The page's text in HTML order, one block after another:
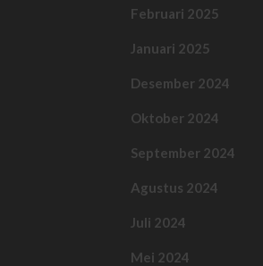
Februari 2025
Januari 2025
Desember 2024
Oktober 2024
September 2024
Agustus 2024
Juli 2024
Mei 2024